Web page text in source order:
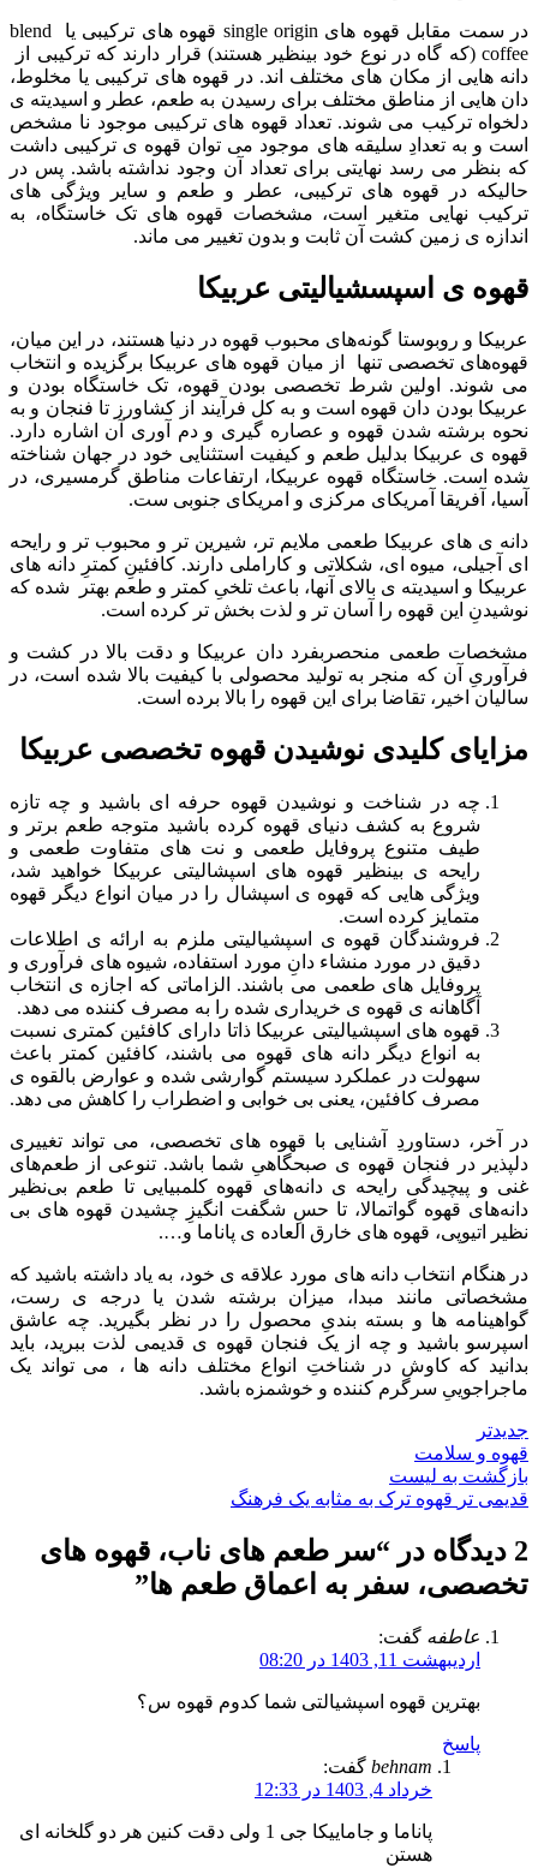
در سمت مقابل قهوه های single origin قهوه های ترکیبی یا blend
coffee (که گاه در نوع خود بینظیر هستند) قرار دارند که ترکیبی از
دانه هایی از مکان های مختلف اند. در قهوه های ترکیبی یا مخلوط،
دان هایی از مناطق مختلف برای رسیدن به طعم، عطر و اسیدیته ی
دلخواه ترکیب می شوند. تعداد قهوه های ترکیبی موجود نا مشخص
است و به تعدادِ سلیقه های موجود می توان قهوه ی ترکیبی داشت
که بنظر می رسد نهایتی برای تعداد آن وجود نداشته باشد. پس در
حالیکه در قهوه های ترکیبی، عطر و طعم و سایر ویژگی های
ترکیب نهایی متغیر است، مشخصات قهوه های تک خاستگاه، به
اندازه ی زمین کشت آن ثابت و بدون تغییر می ماند.
قهوه ی اسپسشیالیتی عربیکا
عربیکا و روبوستا گونه‌های محبوب قهوه در دنیا هستند، در این میان،
قهوه‌های تخصصی تنها از میان قهوه های عربیکا برگزیده و انتخاب
می شوند. اولین شرط تخصصی بودن قهوه، تک خاستگاه بودن و
عربیکا بودن دان قهوه است و به کل فرآیند از کشاورز تا فنجان و به
نحوه برشته شدن قهوه و عصاره گیری و دم آوری آن اشاره دارد.
قهوه ی عربیکا بدلیل طعم و کیفیت استثنایی خود در جهان شناخته
شده است. خاستگاه قهوه عربیکا، ارتفاعات مناطق گرمسیری، در
آسیا، آفریقا آمریکای مرکزی و امریکای جنوبی ست.
دانه ی های عربیکا طعمی ملایم تر، شیرین تر و محبوب تر و رایحه
ای آجیلی، میوه ای، شکلاتی و کاراملی دارند. کافئینِ کمترِ دانه های
عربیکا و اسیدیته ی بالای آنها، باعث تلخیِ کمتر و طعم بهتر شده که
نوشیدنِ این قهوه را آسان تر و لذت بخش تر کرده است.
مشخصات طعمی منحصربفرد دان عربیکا و دقت بالا در کشت و
فرآوریِ آن که منجر به تولید محصولی با کیفیت بالا شده است، در
سالیان اخیر، تقاضا برای این قهوه را بالا برده است.
مزایای کلیدی نوشیدن قهوه تخصصی عربیکا
چه در شناخت و نوشیدن قهوه حرفه ای باشید و چه تازه
شروع به کشف دنیای قهوه کرده باشید متوجه طعم برتر و
طیف متنوع پروفایل طعمی و نت های متفاوت طعمی و
رایحه ی بینظیر قهوه های اسپشالیتی عربیکا خواهید شد،
ویژگی هایی که قهوه ی اسپشال را در میان انواع دیگر قهوه
متمایز کرده است.
فروشندگان قهوه ی اسپشیالیتی ملزم به ارائه ی اطلاعات
دقیق در مورد منشاء دانِ مورد استفاده، شیوه های فرآوری و
پروفایل های طعمی می باشند. الزاماتی که اجازه ی انتخاب
آگاهانه ی قهوه ی خریداری شده را به مصرف کننده می دهد.
قهوه های اسپشیالیتی عربیکا ذاتا دارای کافئین کمتری نسبت
به انواع دیگر دانه های قهوه می باشند، کافئین کمتر باعث
سهولت در عملکرد سیستم گوارشی شده و عوارض بالقوه ی
مصرف کافئین، یعنی بی خوابی و اضطراب را کاهش می دهد.
در آخر، دستاوردِ آشنایی با قهوه های تخصصی، می تواند تغییری
دلپذیر در فنجان قهوه ی صبحگاهیِ شما باشد. تنوعی از طعم‌های
غنی و پیچیدگی رایحه ی دانه‌های قهوه کلمبیایی تا طعم بی‌نظیر
دانه‌های قهوه گواتمالا، تا حسِ شگفت انگیزِ چشیدن قهوه های بی
نظیر اتیوپی، قهوه های خارق العاده ی پاناما و….
در هنگام انتخاب دانه های مورد علاقه ی خود، به یاد داشته باشید که
مشخصاتی مانند مبدا، میزان برشته شدن یا درجه ی رست،
گواهینامه ها و بسته بندیِ محصول را در نظر بگیرید. چه عاشق
اسپرسو باشید و چه از یک فنجان قهوه ی قدیمی لذت ببرید، باید
بدانید که کاوش در شناختِ انواع مختلف دانه ها ، می تواند یک
ماجراجوییِ سرگرم کننده و خوشمزه باشد.
جدیدتر
قهوه و سلامت
بازگشت به لیست
قدیمی تر قهوه ترک به مثابه یک فرهنگ
2 دیدگاه در “
سر طعم های ناب، قهوه های
تخصصی، سفر به اعماق طعم ها”
عاطفه گفت:
اردیبهشت 11, 1403 در 08:20
بهترین قهوه اسپشیالتی شما کدوم قهوه س؟
پاسخ
behnam گفت:
خرداد 4, 1403 در 12:33
پاناما و جاماییکا جی 1 ولی دقت کنین هر دو گلخانه ای
هستن